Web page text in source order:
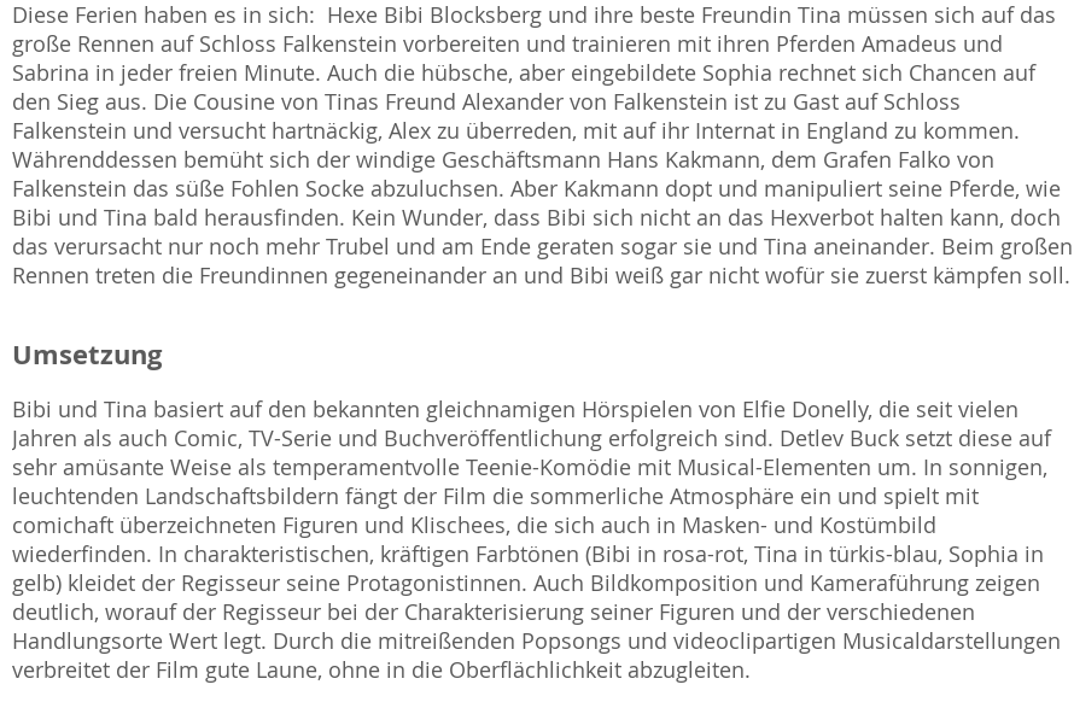
Diese Ferien haben es in sich: Hexe Bibi Blocksberg und ihre beste Freundin Tina müssen sich auf das
große Rennen auf Schloss Falkenstein vorbereiten und trainieren mit ihren Pferden Amadeus und
Sabrina in jeder freien Minute. Auch die hübsche, aber eingebildete Sophia rechnet sich Chancen auf
den Sieg aus. Die Cousine von Tinas Freund Alexander von Falkenstein ist zu Gast auf Schloss
Falkenstein und versucht hartnäckig, Alex zu überreden, mit auf ihr Internat in England zu kommen.
Währenddessen bemüht sich der windige Geschäftsmann Hans Kakmann, dem Grafen Falko von
Falkenstein das süße Fohlen Socke abzuluchsen. Aber Kakmann dopt und manipuliert seine Pferde, wie
Bibi und Tina bald herausfinden. Kein Wunder, dass Bibi sich nicht an das Hexverbot halten kann, doch
das verursacht nur noch mehr Trubel und am Ende geraten sogar sie und Tina aneinander. Beim großen
Rennen treten die Freundinnen gegeneinander an und Bibi weiß gar nicht wofür sie zuerst kämpfen soll.
Umsetzung
Bibi und Tina basiert auf den bekannten gleichnamigen Hörspielen von Elfie Donelly, die seit vielen
Jahren als auch Comic, TV-Serie und Buchveröffentlichung erfolgreich sind. Detlev Buck setzt diese auf
sehr amüsante Weise als temperamentvolle Teenie-Komödie mit Musical-Elementen um. In sonnigen,
leuchtenden Landschaftsbildern fängt der Film die sommerliche Atmosphäre ein und spielt mit
comichaft überzeichneten Figuren und Klischees, die sich auch in Masken- und Kostümbild
wiederfinden. In charakteristischen, kräftigen Farbtönen (Bibi in rosa-rot, Tina in türkis-blau, Sophia in
gelb) kleidet der Regisseur seine Protagonistinnen. Auch Bildkomposition und Kameraführung zeigen
deutlich, worauf der Regisseur bei der Charakterisierung seiner Figuren und der verschiedenen
Handlungsorte Wert legt. Durch die mitreißenden Popsongs und videoclipartigen Musicaldarstellungen
verbreitet der Film gute Laune, ohne in die Oberflächlichkeit abzugleiten.